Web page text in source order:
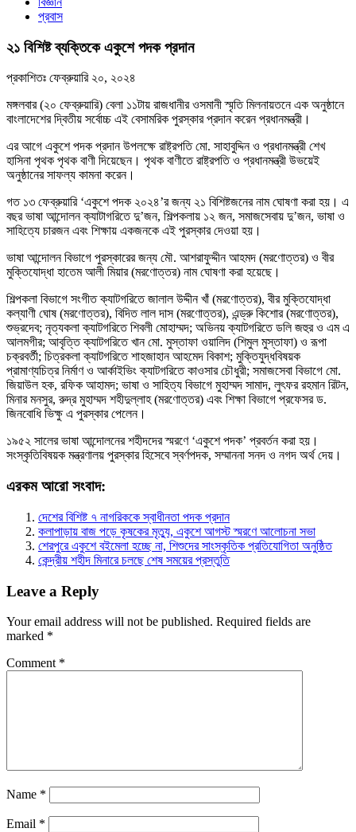
প্রবাস
২১ বিশিষ্ট ব্যক্তিকে একুশে পদক প্রদান
প্রকাশিতঃ ফেব্রুয়ারি ২০, ২০২৪
মঙ্গলবার (২০ ফেব্রুয়ারি) বেলা ১১টায় রাজধানীর ওসমানী স্মৃতি মিলনায়তনে এক অনুষ্ঠানে
বাংলাদেশের দ্বিতীয় সর্বোচ্চ এই বেসামরিক পুরস্কার প্রদান করেন প্রধানমন্ত্রী।
এর আগে একুশে পদক প্রদান উপলক্ষে রাষ্ট্রপতি মো. সাহাবুদ্দিন ও প্রধানমন্ত্রী শেখ
হাসিনা পৃথক পৃথক বাণী দিয়েছেন। পৃথক বাণীতে রাষ্ট্রপতি ও প্রধানমন্ত্রী উভয়েই
অনুষ্ঠানের সাফল্য কামনা করেন।
গত ১৩ ফেব্রুয়ারি ‘একুশে পদক ২০২৪’র জন্য ২১ বিশিষ্টজনের নাম ঘোষণা করা হয়। এ
বছর ভাষা আন্দোলন ক্যাটাগরিতে দু’জন, শিল্পকলায় ১২ জন, সমাজসেবায় দু’জন, ভাষা ও
সাহিত্যে চারজন এবং শিক্ষায় একজনকে এই পুরস্কার দেওয়া হয়।
ভাষা আন্দোলন বিভাগে পুরস্কারের জন্য মৌ. আশরাফুদ্দীন আহমদ (মরণোত্তর) ও বীর
মুক্তিযোদ্ধা হাতেম আলী মিয়ার (মরণোত্তর) নাম ঘোষণা করা হয়েছে।
শিল্পকলা বিভাগে সংগীত ক্যাটগরিতে জালাল উদ্দীন খাঁ (মরণোত্তর), বীর মুক্তিযোদ্ধা
কল্যাণী ঘোষ (মরণোত্তর), বিদিত লাল দাস (মরণোত্তর), এন্ড্রু কিশোর (মরণোত্তর),
শুভ্রদেব; নৃত্যকলা ক্যাটগরিতে শিবলী মোহাম্মদ; অভিনয় ক্যাটগরিতে ডলি জহুর ও এম এ
আলমগীর; আবৃত্তি ক্যাটগরিতে খান মো. মুস্তাফা ওয়ালিদ (শিমুল মুস্তাফা) ও রূপা
চক্রবর্তী; চিত্রকলা ক্যাটগরিতে শাহজাহান আহমেদ বিকাশ; মুক্তিযুদ্ধবিষয়ক
প্রামাণ্যচিত্র নির্মাণ ও আর্কাইভিং ক্যাটগরিতে কাওসার চৌধুরী; সমাজসেবা বিভাগে মো.
জিয়াউল হক, রফিক আহামদ; ভাষা ও সাহিত্য বিভাগে মুহাম্মদ সামাদ, লুৎফর রহমান রিটন,
মিনার মনসুর, রুদ্র মুহাম্মদ শহীদুল্লাহ (মরণোত্তর) এবং শিক্ষা বিভাগে প্রফেসর ড.
জিনবোধি ভিক্ষু এ পুরস্কার পেলেন।
১৯৫২ সালের ভাষা আন্দোলনের শহীদদের স্মরণে ‘একুশে পদক’ প্রবর্তন করা হয়।
সংস্কৃতিবিষয়ক মন্ত্রণালয় পুরস্কার হিসেবে স্বর্ণপদক, সম্মাননা সনদ ও নগদ অর্থ দেয়।
এরকম আরো সংবাদ:
দেশের বিশিষ্ট ৭ নাগরিককে স্বাধীনতা পদক প্রদান
কলাপাড়ায় বাজ পড়ে কৃষকের মৃত্যু, একুশে আগস্ট স্মরণে আলোচনা সভা
শেরপুরে একুশে বইমেলা হচ্ছে না, শিশুদের সাংস্কৃতিক প্রতিযোগিতা অনুষ্ঠিত
কেন্দ্রীয় শহীদ মিনারে চলছে শেষ সময়ের প্রস্তুতি
Leave a Reply
Your email address will not be published. Required fields are
marked *
Comment *
Name *
Email *